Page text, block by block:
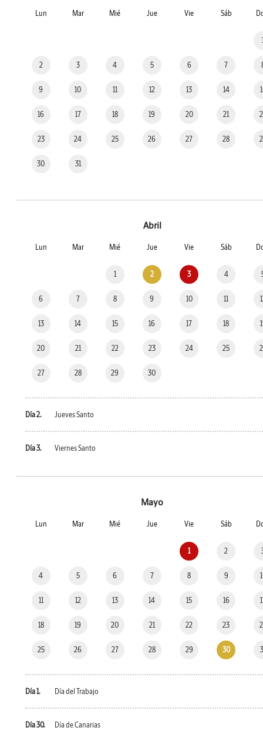
Lun Mar Mié Jue Vie Sáb
2 3 4 5 6 7
9 10 11 12 13 14
16 17 18 19 20 21
23 24 25 26 27 28
30 31
Abril
Lun Mar Mié Jue Vie Sáb
1 2 3 4
6 7 8 9 10 11
13 14 15 16 17 18
20 21 22 23 24 25
27 28 29 30
Día 2. Jueves Santo
Día 3. Viernes Santo
Mayo
Lun Mar Mié Jue Vie Sáb
1 2
4 5 6 7 8 9
11 12 13 14 15 16
18 19 20 21 22 23
25 26 27 28 29 30
Día 1. Día del Trabajo
Día 30. Día de Canarias